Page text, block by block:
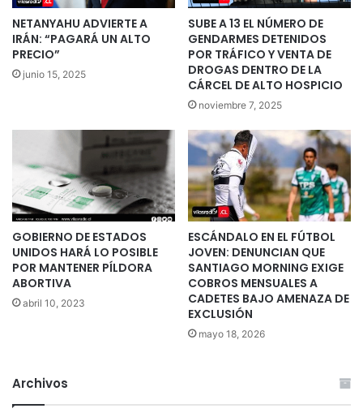
NETANYAHU ADVIERTE A
IRÁN: “PAGARÁ UN ALTO
PRECIO”
junio 15, 2025
SUBE A 13 EL NÚMERO DE
GENDARMES DETENIDOS
POR TRÁFICO Y VENTA DE
DROGAS DENTRO DE LA
CÁRCEL DE ALTO HOSPICIO
noviembre 7, 2025
GOBIERNO DE ESTADOS
UNIDOS HARÁ LO POSIBLE
POR MANTENER PÍLDORA
ABORTIVA
abril 10, 2023
ESCÁNDALO EN EL FÚTBOL
JOVEN: DENUNCIAN QUE
SANTIAGO MORNING EXIGE
COBROS MENSUALES A
CADETES BAJO AMENAZA DE
EXCLUSIÓN
mayo 18, 2026
Archivos